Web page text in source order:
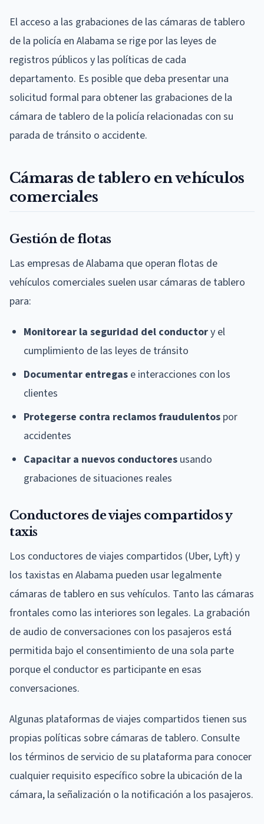
El acceso a las grabaciones de las cámaras de tablero
de la policía en Alabama se rige por las leyes de
registros públicos y las políticas de cada
departamento. Es posible que deba presentar una
solicitud formal para obtener las grabaciones de la
cámara de tablero de la policía relacionadas con su
parada de tránsito o accidente.
Cámaras de tablero en vehículos
comerciales
Gestión de flotas
Las empresas de Alabama que operan flotas de
vehículos comerciales suelen usar cámaras de tablero
para:
Monitorear la seguridad del conductory el
cumplimiento de las leyes de tránsito
Documentar entregas e interacciones con los
clientes
Protegerse contra reclamos fraudulentos por
accidentes
Capacitar a nuevos conductores usando
grabaciones de situaciones reales
Conductores de viajes compartidos y
taxis
Los conductores de viajes compartidos (Uber, Lyft) y
los taxistas en Alabama pueden usar legalmente
cámaras de tablero en sus vehículos. Tanto las cámaras
frontales como las interiores son legales. La grabación
de audio de conversaciones con los pasajeros está
permitida bajo el consentimiento de una sola parte
porque el conductor es participante en esas
conversaciones.
Algunas plataformas de viajes compartidos tienen sus
propias políticas sobre cámaras de tablero. Consulte
los términos de servicio de su plataforma para conocer
cualquier requisito específico sobre la ubicación de la
cámara, la señalización o la notificación a los pasajeros.